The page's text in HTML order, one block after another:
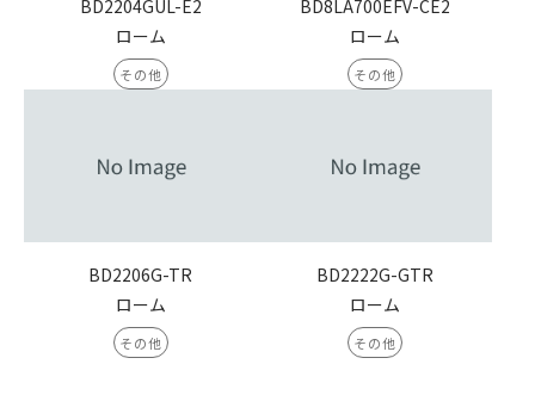
BD2204GUL-E2
ローム
その他
BD8LA700EFV-CE2
ローム
その他
BD2206G-TR
ローム
その他
BD2222G-GTR
ローム
その他